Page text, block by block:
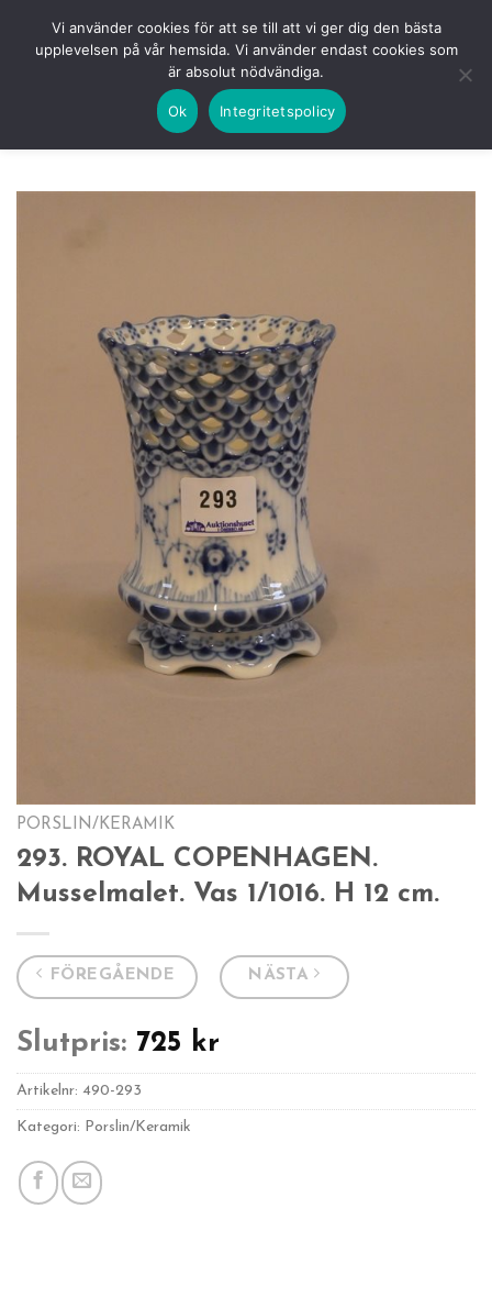
KOMMANDE LOGGA IN
PORSLIN/KERAMIK
293. ROYAL COPENHAGEN.
Musselmalet. Vas 1/1016. H 12 cm.
FÖREGÅENDE NÄSTA
Slutpris: 725 kr
Artikelnr: 490-293
Kategori: Porslin/Keramik
Vi använder cookies för att se till att vi ger dig den bästa
upplevelsen på vår hemsida. Vi använder endast cookies som
är absolut nödvändiga.
Ok Integritetspolicy